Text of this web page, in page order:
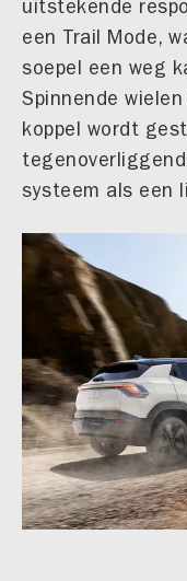
uitstekende
een Trail Mode,
soepel een weg
Spinnende
koppel wordt
systeem als een